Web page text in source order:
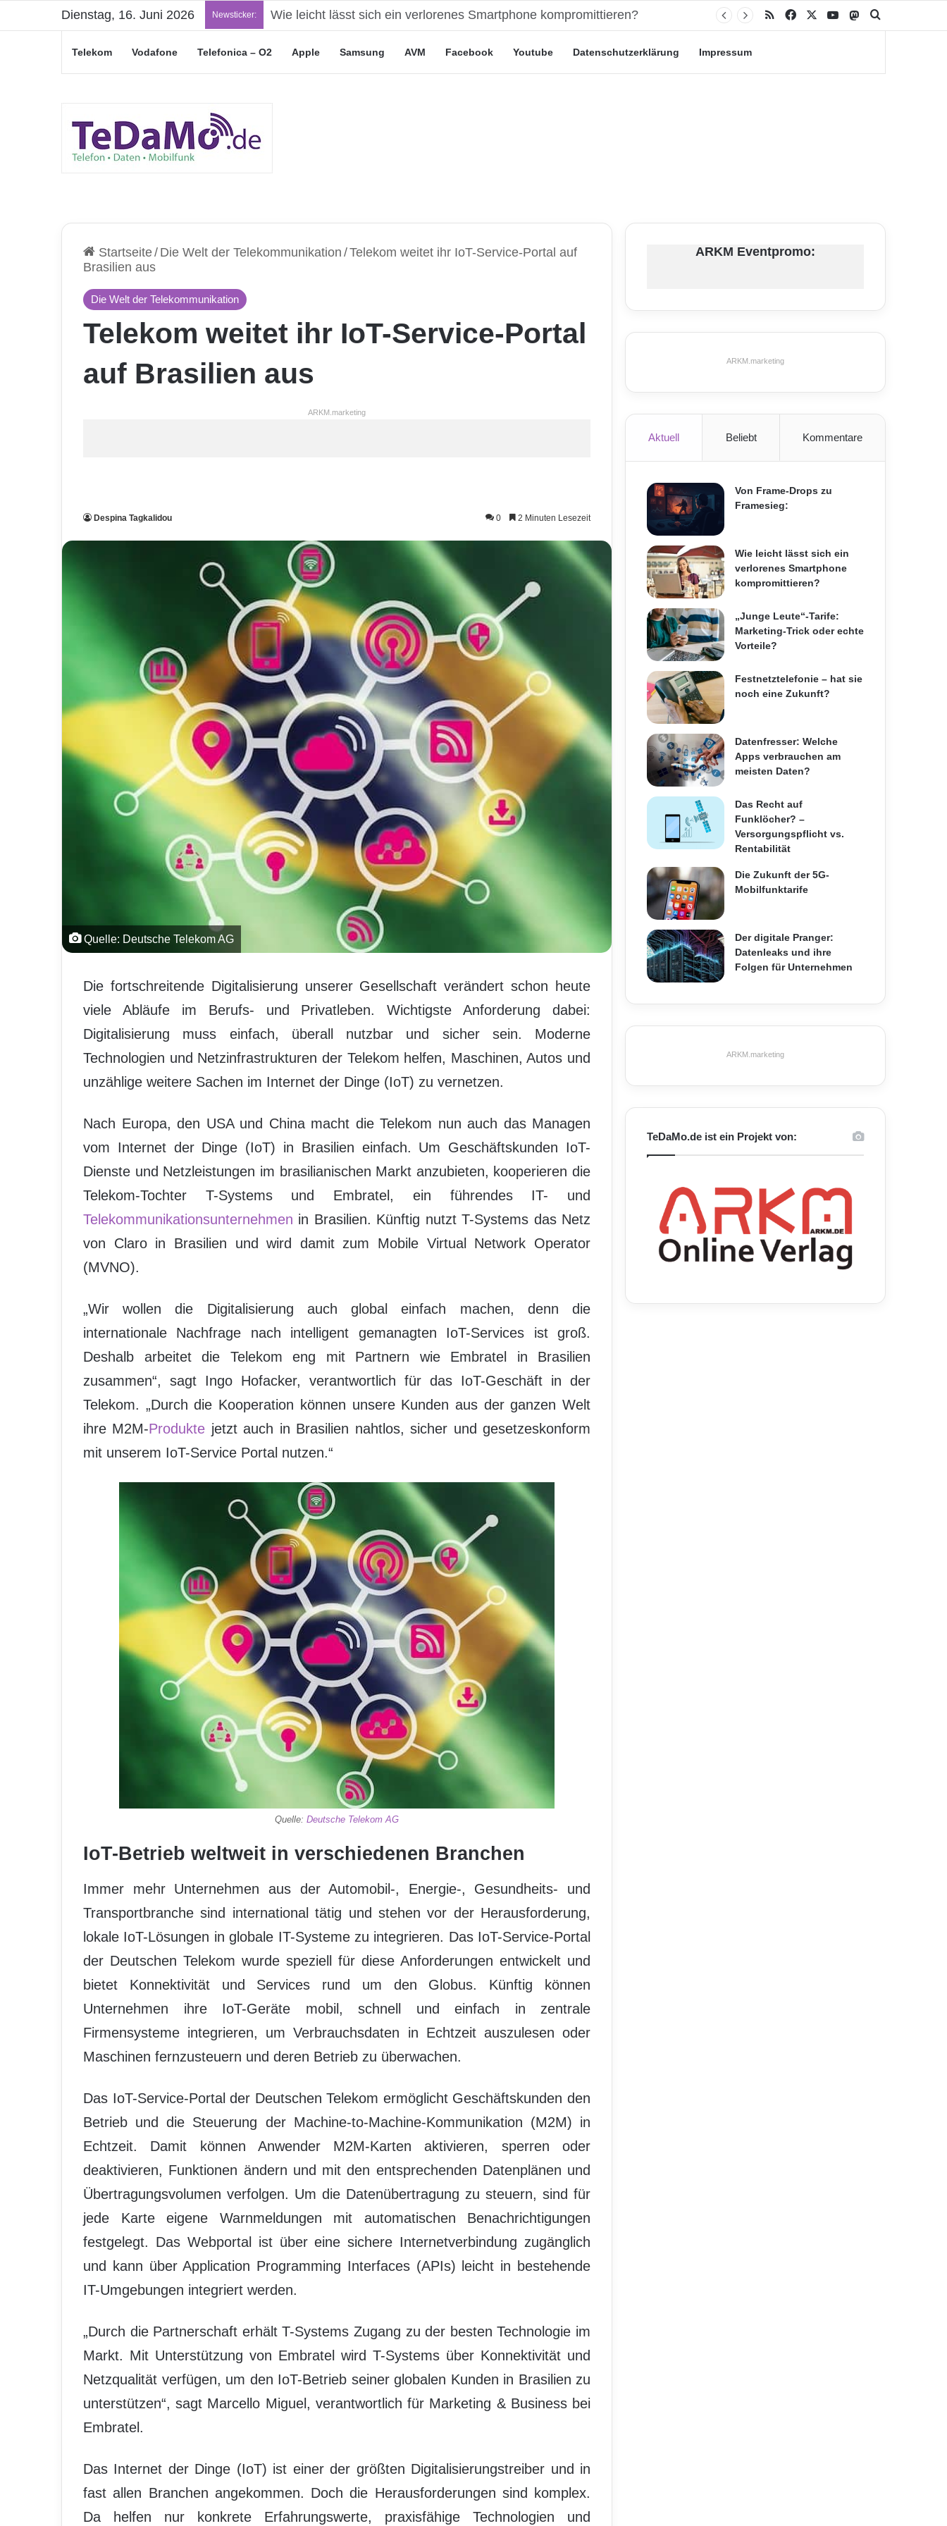
Dienstag, 16. Juni 2026 Newsticker: „Junge Leute“-Tarife: Marketing-Trick oder echte Vorteile? RSS Facebook YouTubeMastodon
Telekom Vodafone Telefonica – O2 Apple Samsung AVM Facebook Youtube Datenschutzerklärung Impressum
Startseite/ Die Welt der Telekommunikation /Telekom weitet ihr IoT-Service-Portal auf
Brasilien aus
Die Welt der Telekommunikation
Telekom weitet ihr IoT-Service-Portal
auf Brasilien aus
ARKM.marketing
Despina Tagkalidou 0 2 Minuten Lesezeit
Quelle: Deutsche Telekom AG
Die fortschreitende Digitalisierung unserer Gesellschaft verändert schon heute
viele Abläufe im Berufs- und Privatleben. Wichtigste Anforderung dabei:
Digitalisierung muss einfach, überall nutzbar und sicher sein. Moderne
Technologien und Netzinfrastrukturen der Telekom helfen, Maschinen, Autos und
unzählige weitere Sachen im Internet der Dinge (IoT) zu vernetzen.
Nach Europa, den USA und China macht die Telekom nun auch das Managen
vom Internet der Dinge (IoT) in Brasilien einfach. Um Geschäftskunden IoT-
Dienste und Netzleistungen im brasilianischen Markt anzubieten, kooperieren die
Telekom-Tochter T-Systems und Embratel, ein führendes IT- und
Telekommunikationsunternehmen in Brasilien. Künftig nutzt T-Systems das Netz
von Claro in Brasilien und wird damit zum Mobile Virtual Network Operator
(MVNO).
„Wir wollen die Digitalisierung auch global einfach machen, denn die
internationale Nachfrage nach intelligent gemanagten IoT-Services ist groß.
Deshalb arbeitet die Telekom eng mit Partnern wie Embratel in Brasilien
zusammen“, sagt Ingo Hofacker, verantwortlich für das IoT-Geschäft in der
Telekom. „Durch die Kooperation können unsere Kunden aus der ganzen Welt
ihre M2M-Produkte jetzt auch in Brasilien nahtlos, sicher und gesetzeskonform
mit unserem IoT-Service Portal nutzen.“
Quelle: Deutsche Telekom AG
IoT-Betrieb weltweit in verschiedenen Branchen
Immer mehr Unternehmen aus der Automobil-, Energie-, Gesundheits- und
Transportbranche sind international tätig und stehen vor der Herausforderung,
lokale IoT-Lösungen in globale IT-Systeme zu integrieren. Das IoT-Service-Portal
der Deutschen Telekom wurde speziell für diese Anforderungen entwickelt und
bietet Konnektivität und Services rund um den Globus. Künftig können
Unternehmen ihre IoT-Geräte mobil, schnell und einfach in zentrale
Firmensysteme integrieren, um Verbrauchsdaten in Echtzeit auszulesen oder
Maschinen fernzusteuern und deren Betrieb zu überwachen.
Das IoT-Service-Portal der Deutschen Telekom ermöglicht Geschäftskunden den
Betrieb und die Steuerung der Machine-to-Machine-Kommunikation (M2M) in
Echtzeit. Damit können Anwender M2M-Karten aktivieren, sperren oder
deaktivieren, Funktionen ändern und mit den entsprechenden Datenplänen und
Übertragungsvolumen verfolgen. Um die Datenübertragung zu steuern, sind für
jede Karte eigene Warnmeldungen mit automatischen Benachrichtigungen
festgelegt. Das Webportal ist über eine sichere Internetverbindung zugänglich
und kann über Application Programming Interfaces (APIs) leicht in bestehende
IT-Umgebungen integriert werden.
„Durch die Partnerschaft erhält T-Systems Zugang zu der besten Technologie im
Markt. Mit Unterstützung von Embratel wird T-Systems über Konnektivität und
Netzqualität verfügen, um den IoT-Betrieb seiner globalen Kunden in Brasilien zu
unterstützen“, sagt Marcello Miguel, verantwortlich für Marketing & Business bei
Embratel.
Das Internet der Dinge (IoT) ist einer der größten Digitalisierungstreiber und in
fast allen Branchen angekommen. Doch die Herausforderungen sind komplex.
Da helfen nur konkrete Erfahrungswerte, praxisfähige Technologien und
ARKM Eventpromo:
ARKM.marketing
Aktuell Beliebt Kommentare
Von Frame-Drops zu
Framesieg:
Wie leicht lässt sich ein
verlorenes Smartphone
kompromittieren?
„Junge Leute“-Tarife:
Marketing-Trick oder echte
Vorteile?
Festnetztelefonie – hat sie
noch eine Zukunft?
Datenfresser: Welche
Apps verbrauchen am
meisten Daten?
Das Recht auf
Funklöcher? –
Versorgungspflicht vs.
Rentabilität
Die Zukunft der 5G-
Mobilfunktarife
Der digitale Pranger:
Datenleaks und ihre
Folgen für Unternehmen
ARKM.marketing
TeDaMo.de ist ein Projekt von: